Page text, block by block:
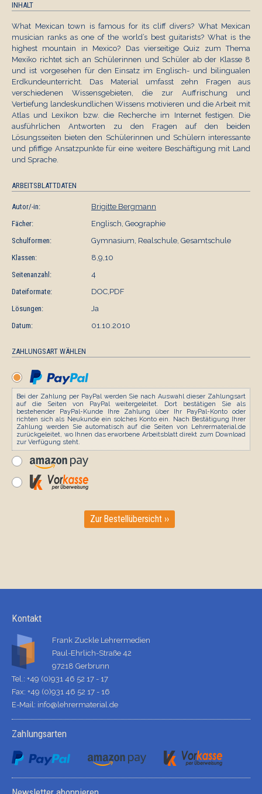
INHALT
What Mexican town is famous for its cliff divers? What Mexican
musician ranks as one of the world’s best guitarists? What is the
highest mountain in Mexico? Das vierseitige Quiz zum Thema
Mexiko richtet sich an Schülerinnen und Schüler ab der Klasse 8
und ist vorgesehen für den Einsatz im Englisch- und bilingualen
Erdkundeunterricht. Das Material umfasst zehn Fragen aus
verschiedenen Wissensgebieten, die zur Auffrischung und
Vertiefung landeskundlichen Wissens motivieren und die Arbeit mit
Atlas und Lexikon bzw. die Recherche im Internet festigen. Die
ausführlichen Antworten zu den Fragen auf den beiden
Lösungsseiten bieten den Schülerinnen und Schülern interessante
und pfiffige Ansatzpunkte für eine weitere Beschäftigung mit Land
und Sprache.
ARBEITSBLATTDATEN
Autor/-in:
Brigitte Bergmann
Fächer:
Englisch, Geographie
Schulformen:
Gymnasium, Realschule, Gesamtschule
Klassen:
8,9,10
Seitenanzahl:
4
Dateiformate:
DOC,PDF
Lösungen:
Ja
Datum:
01.10.2010
ZAHLUNGSART WÄHLEN
Bei der Zahlung per PayPal werden Sie nach Auswahl dieser Zahlungsart
auf die Seiten von PayPal weitergeleitet. Dort bestätigen Sie als
bestehender PayPal-Kunde Ihre Zahlung über Ihr PayPal-Konto oder
richten sich als Neukunde ein solches Konto ein. Nach Bestätigung Ihrer
Zahlung werden Sie automatisch auf die Seiten von Lehrermaterial.de
zurückgeleitet, wo Ihnen das erworbene Arbeitsblatt direkt zum Download
zur Verfügung steht.
Zur Bestellübersicht ››
Kontakt
Frank Zuckle Lehrermedien
Paul-Ehrlich-Straße 42
97218 Gerbrunn
Tel.: +49 (0)931 46 52 17 - 17
Fax: +49 (0)931 46 52 17 - 16
E-Mail: info@lehrermaterial.de
Zahlungsarten